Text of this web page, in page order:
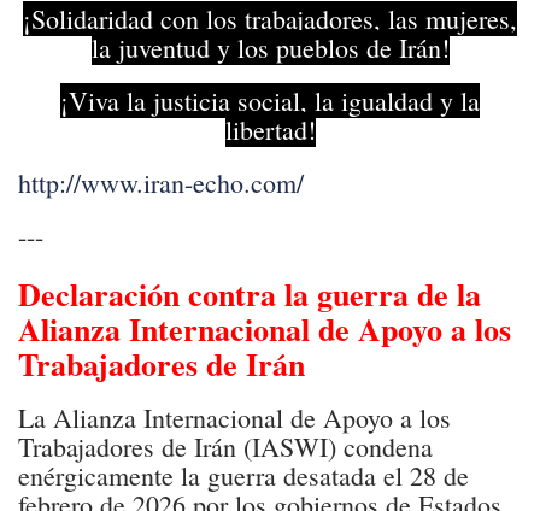
¡Solidaridad con los trabajadores, las mujeres,
la juventud y los pueblos de Irán!
¡Viva la justicia social, la igualdad y la
libertad!
http://www.iran-echo.com/
---
Declaración contra la guerra de la
Alianza Internacional de Apoyo a los
Trabajadores de Irán
La Alianza Internacional de Apoyo a los
Trabajadores de Irán (IASWI) condena
enérgicamente la guerra desatada el 28 de